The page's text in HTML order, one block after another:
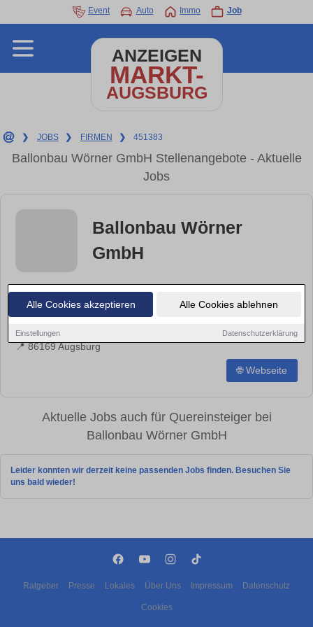
Alle Cookies akzeptieren Alle Cookies ablehnen
Einstellungen Datenschutzerklärung
Event Auto Immo Job
ANZEIGEN
MARKT-
AUGSBURG
❯ JOBS ❯ FIRMEN ❯ 451383
Ballonbau Wörner GmbH Stellenangebote - Aktuelle
Jobs
Ballonbau Wörner
GmbH
Mehr Infos:
📍86169 Augsburg
🌐 Webseite
Aktuelle Jobs auch für Quereinsteiger bei
Ballonbau Wörner GmbH
Leider konnten wir derzeit keine passenden Jobs finden. Besuchen Sie
uns bald wieder!
Ratgeber Presse Lokales Über Uns Impressum Datenschutz
Cookies